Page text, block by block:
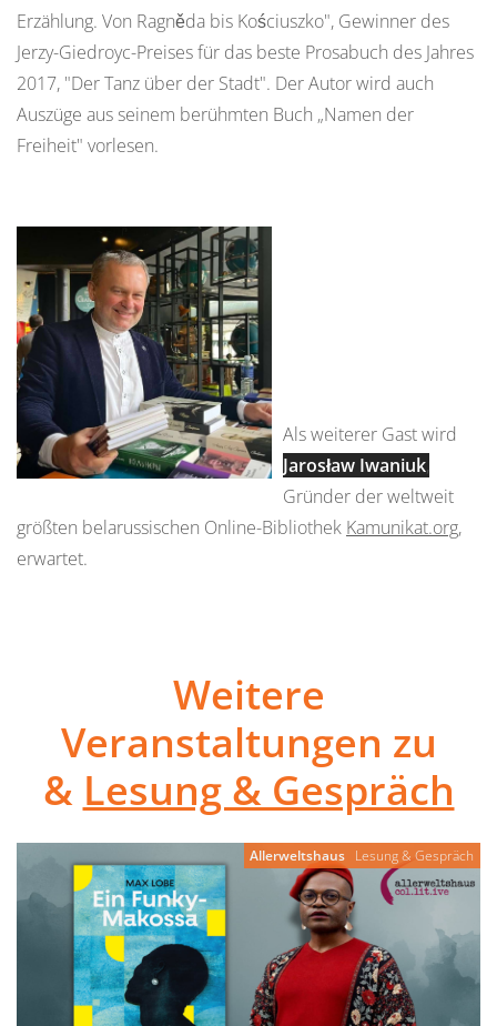
Erzählung. Von Ragněda bis Kościuszko", Gewinner des
Jerzy-Giedroyc-Preises für das beste Prosabuch des Jahres
2017, "Der Tanz über der Stadt". Der Autor wird auch
Auszüge aus seinem berühmten Buch „Namen der
Freiheit" vorlesen.
Als weiterer Gast wird
Jarosław Iwaniuk,
Gründer der weltweit
größten belarussischen Online-Bibliothek Kamunikat.org,
erwartet.
Weitere
Veranstaltungen zu
& Lesung & Gespräch
Allerweltshaus Lesung & Gespräch